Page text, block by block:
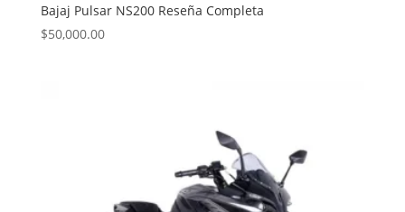
Bajaj Pulsar NS200 Reseña Completa
$50,000.00